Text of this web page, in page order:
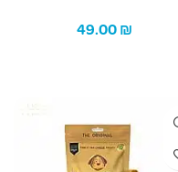
49.00 ₪